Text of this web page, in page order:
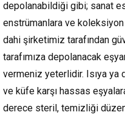
depolanabildiği gibi; sanat
enstrümanlara ve
dahi şirketimiz tarafından
tarafımıza depolanacak
vermeniz yeterlidir. Isıya ya
ve küfe karşı hassas
derece steril, temizliği